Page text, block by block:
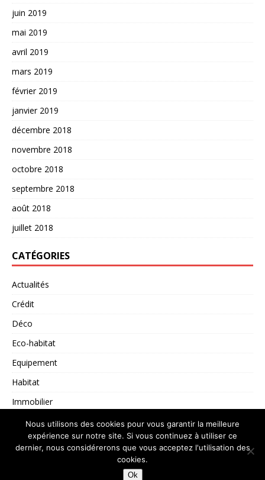
juin 2019
mai 2019
avril 2019
mars 2019
février 2019
janvier 2019
décembre 2018
novembre 2018
octobre 2018
septembre 2018
août 2018
juillet 2018
CATÉGORIES
Actualités
Crédit
Déco
Eco-habitat
Equipement
Habitat
Immobilier
Non classé
Copyright © 2026 | Thème WordPress par
Nous utilisons des cookies pour vous garantir la meilleure
expérience sur notre site. Si vous continuez à utiliser ce
dernier, nous considérerons que vous acceptez l'utilisation des
cookies.
Ok